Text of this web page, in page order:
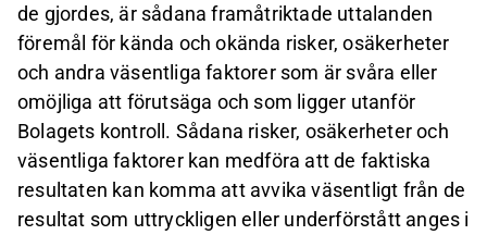
de gjordes, är sådana framåtriktade uttalanden
föremål för kända och okända risker, osäkerheter
och andra väsentliga faktorer som är svåra eller
omöjliga att förutsäga och som ligger utanför
Bolagets kontroll. Sådana risker, osäkerheter och
väsentliga faktorer kan medföra att de faktiska
resultaten kan komma att avvika väsentligt från de
resultat som uttryckligen eller underförstått anges i